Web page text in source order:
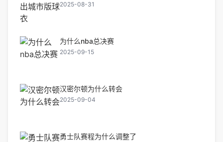
2025-08-31
为什么nba总决赛
2025-09-15
汉密尔顿为什么转会
2025-09-04
勇士队赛程为什么调整了